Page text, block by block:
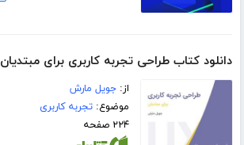
دانلود کتاب طراحی تجربه‌ کاربری برای مبتدیان
از:جویل مارش
موضوع:تجربه کاربری
۲۲۴ صفحه